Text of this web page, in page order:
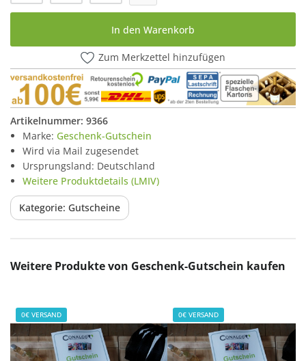
In den Warenkorb
Zum Merkzettel hinzufügen
Artikelnummer: 9366
Marke: Geschenk-Gutschein
Wird via Mail zugesendet
Ursprungsland: Deutschland
Weitere Produktdetails (LMIV)
Kategorie: Gutscheine
Produktgalerie überspringen
Weitere Produkte von Geschenk-Gutschein kaufen
0€ VERSAND 0€ VERSAND